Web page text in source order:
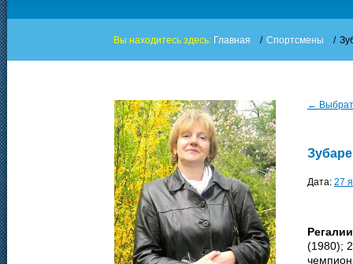
Вы находитесь здесь: Главная / Спортсмены /
←
Дата: 27
(1980);